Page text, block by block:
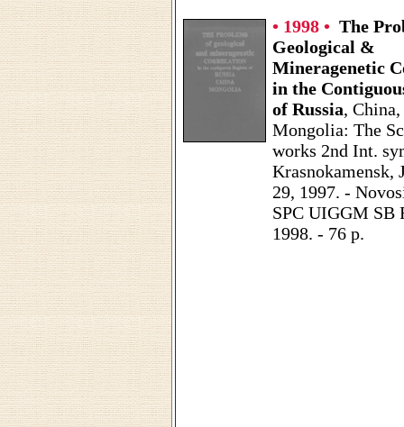
• 1998 • The
Geological &
Mineragenetic
in the
of Russia, China,
Mongolia: The
works 2nd Int.
Krasnokamensk,
29, 1997. -
SPC UIGGM SB
1998. - 76 p.